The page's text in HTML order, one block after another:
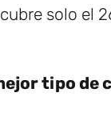
solo el
tipo de